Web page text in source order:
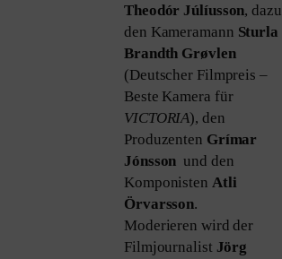
Theodór Júlíusson, dazu
den Kameramann Sturla
Brandth Grøvlen
(Deutscher Filmpreis –
Beste Kamera für
VICTORIA), den
Produzenten Grímar
Jónsson und den
Komponisten Atli
Örvarsson.
Moderieren wird der
Filmjournalist Jörg